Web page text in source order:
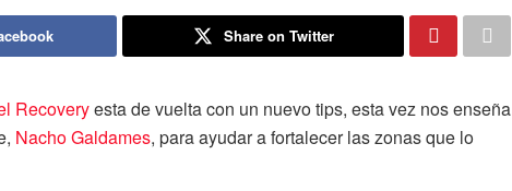
Share on Twitter
Recoveryesta de vuelta con un nuevo tips, esta vez nos enseña
Nacho Galdames, para ayudar a fortalecer las zonas que lo